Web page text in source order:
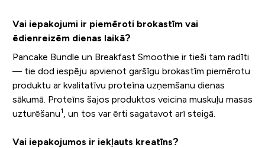
Vai iepakojumi ir piemēroti brokastīm vai
ēdienreizēm dienas laikā?
Pancake Bundle un Breakfast Smoothie ir tieši tam radīti
— tie dod iespēju apvienot garšīgu brokastīm piemērotu
produktu ar kvalitatīvu proteīna uzņemšanu dienas
sākumā. Proteīns šajos produktos veicina muskuļu masas
uzturēšanu1, un tos var ērti sagatavot arī steigā.
Vai iepakojumos ir iekļauts kreatīns?